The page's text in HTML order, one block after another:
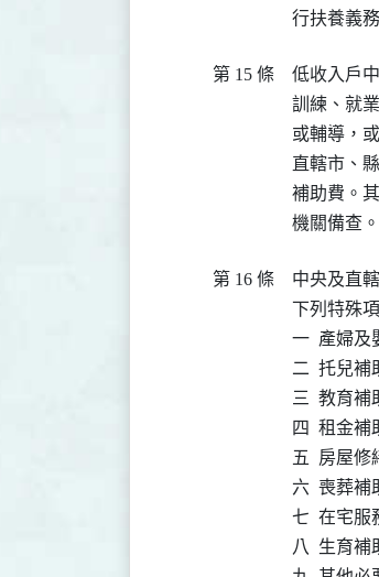
行扶養義
第 15 條
低收入戶
訓練、就
或輔導，
直轄市、
補助費。
機關備查。
第 16 條
中央及直
下列特殊
一  產婦及
二  托兒補
三  教育補
四  租金補
五  房屋修
六  喪葬補
七  在宅服
八  生育補